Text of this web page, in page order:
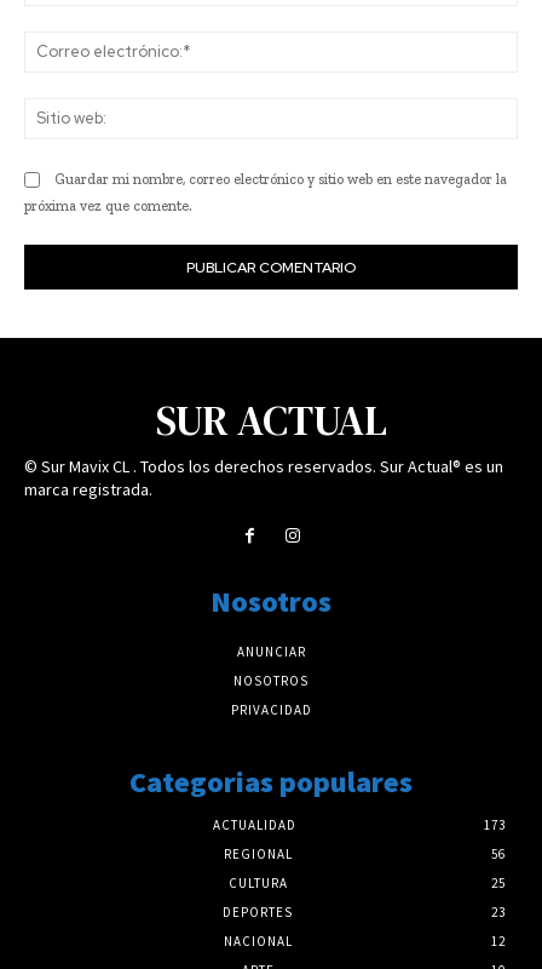
Guardar mi nombre, correo electrónico y sitio web en este navegador la
próxima vez que comente.
SUR ACTUAL
© Sur Mavix CL . Todos los derechos reservados. Sur Actual® es un
marca registrada.
Nosotros
ANUNCIAR
NOSOTROS
PRIVACIDAD
Categorias populares
ACTUALIDAD
173
REGIONAL
56
CULTURA
25
DEPORTES
23
NACIONAL
12